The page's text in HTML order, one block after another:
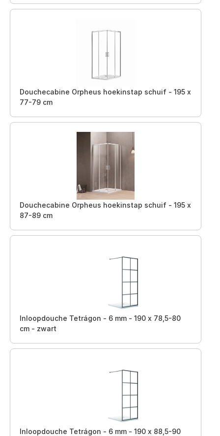
Douchecabine Orpheus hoekinstap schuif - 195 x
77-79 cm
Douchecabine Orpheus hoekinstap schuif - 195 x
87-89 cm
Inloopdouche Tetrágon - 6 mm - 190 x 78,5-80
cm - zwart
Inloopdouche Tetrágon - 6 mm - 190 x 88,5-90